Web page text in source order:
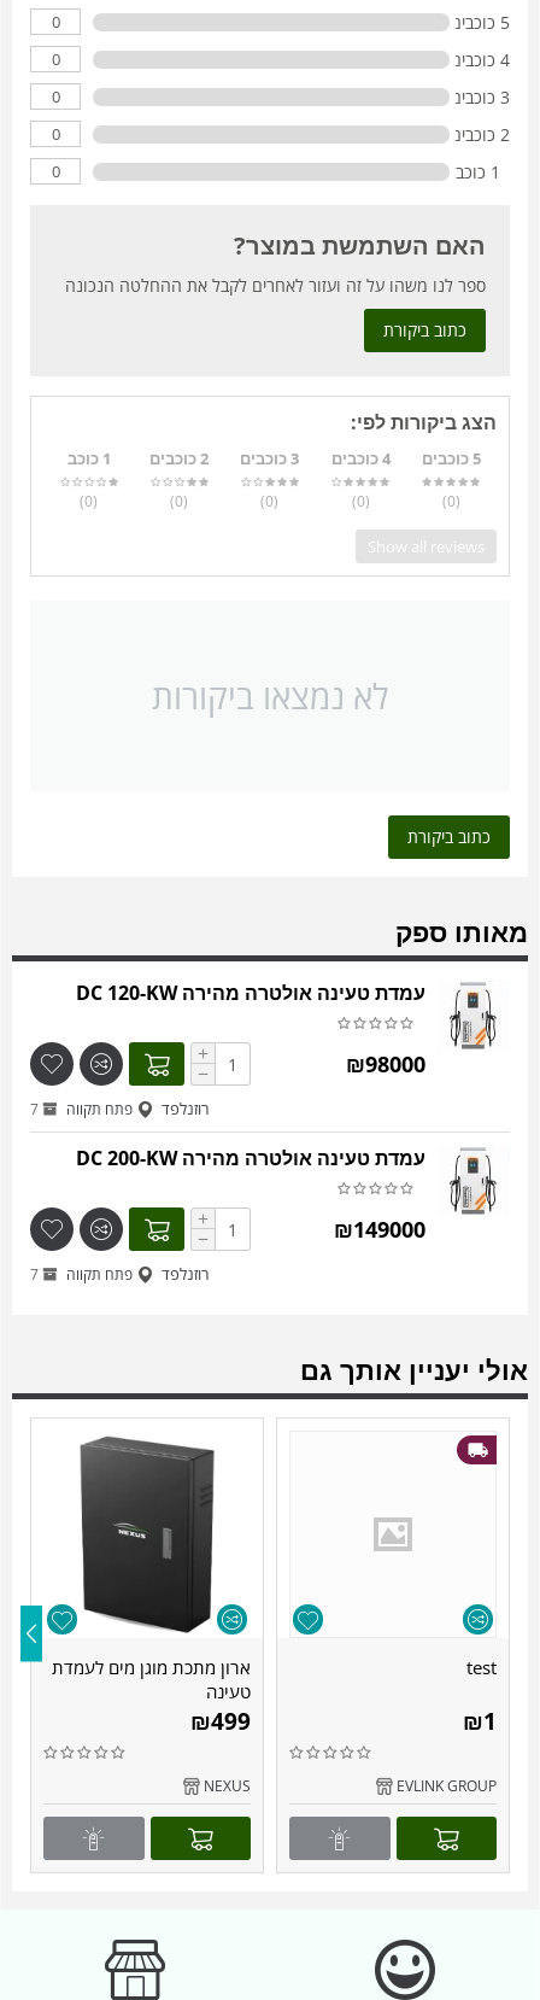
5 כוכבים 0
4 כוכבים 0
3 כוכבים 0
2 כוכבים 0
1 כוכב 0
האם השתמשת במוצר?
ספר לנו משהו על זה ועזור לאחרים לקבל את ההחלטה הנכונה
כתוב ביקורת
הצג ביקורות לפי:
5 כוכבים
(0
)
4 כוכבים
(0
)
3 כוכבים
(0
)
2 כוכבים
(0
)
1 כוכב
(0
)
Show all reviews
לא נמצאו ביקורות
כתוב ביקורת
מאותו ספק
עמדת טעינה אולטרה מהירה DC 120-KW
₪98000
+
−
רוזנלפד פתח תקווה 7
עמדת טעינה אולטרה מהירה DC 200-KW
₪149000
+
−
רוזנלפד פתח תקווה 7
אולי יעניין אותך גם
test
₪1
EVLINK GROUP
ארון מתכת מוגן מים לעמדת
טעינה
₪499
NEXUS